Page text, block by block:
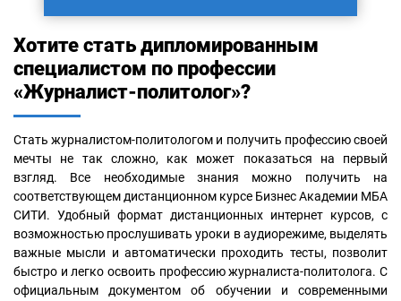
Хотите стать дипломированным
специалистом по профессии
«Журналист-политолог»?
Стать журналистом-политологом и получить профессию своей
мечты не так сложно, как может показаться на первый
взгляд. Все необходимые знания можно получить на
соответствующем дистанционном курсе Бизнес Академии МБА
СИТИ. Удобный формат дистанционных интернет курсов, с
возможностью прослушивать уроки в аудиорежиме, выделять
важные мысли и автоматически проходить тесты, позволит
быстро и легко освоить профессию журналиста-политолога. С
официальным документом об обучении и современными